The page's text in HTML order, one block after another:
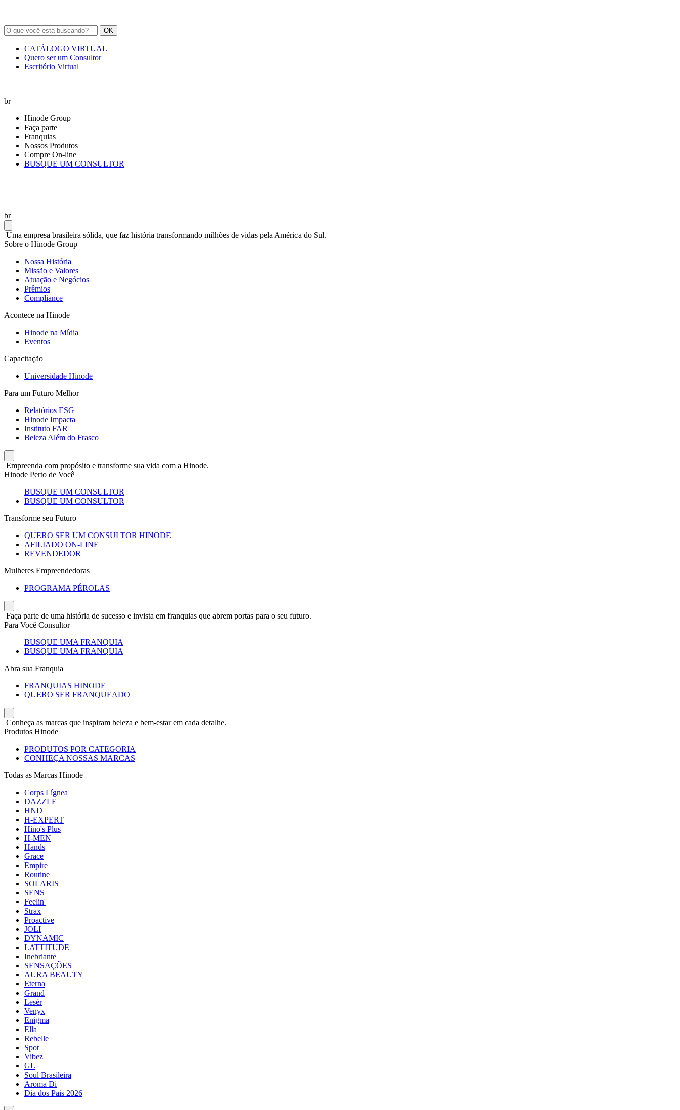
OK
CATÁLOGO VIRTUAL
Quero ser um Consultor
Escritório Virtual
br
Hinode Group
Faça parte
Franquias
Nossos Produtos
Compre On-line
BUSQUE UM CONSULTOR
br
Uma empresa brasileira sólida, que faz história transformando milhões de vidas pela América do Sul.
Sobre o Hinode Group
Nossa História
Missão e Valores
Atuação e Negócios
Prêmios
Compliance
Acontece na Hinode
Hinode na Mídia
Eventos
Capacitação
Universidade Hinode
Para um Futuro Melhor
Relatórios ESG
Hinode Impacta
Instituto FAR
Beleza Além do Frasco
Empreenda com propósito e transforme sua vida com a Hinode.
Hinode Perto de Você
BUSQUE UM CONSULTOR
BUSQUE UM CONSULTOR
Transforme seu Futuro
QUERO SER UM CONSULTOR HINODE
AFILIADO ON-LINE
REVENDEDOR
Mulheres Empreendedoras
PROGRAMA PÉROLAS
Faça parte de uma história de sucesso e invista em franquias que abrem portas para o seu futuro.
Para Você Consultor
BUSQUE UMA FRANQUIA
BUSQUE UMA FRANQUIA
Abra sua Franquia
FRANQUIAS HINODE
QUERO SER FRANQUEADO
Conheça as marcas que inspiram beleza e bem-estar em cada detalhe.
Produtos Hinode
PRODUTOS POR CATEGORIA
CONHEÇA NOSSAS MARCAS
Todas as Marcas Hinode
Corps Lígnea
DAZZLE
HND
H-EXPERT
Hino's Plus
H-MEN
Hands
Grace
Empire
Routine
SOLARIS
SENS
Feelin'
Strax
Proactive
JOLI
DYNAMIC
LATTITUDE
Inebriante
SENSAÇÕES
AURA BEAUTY
Eterna
Grand
Lesér
Venyx
Enigma
Ella
Rebelle
Spot
Vibez
GL
Soul Brasileira
Aroma Di
Dia dos Pais 2026